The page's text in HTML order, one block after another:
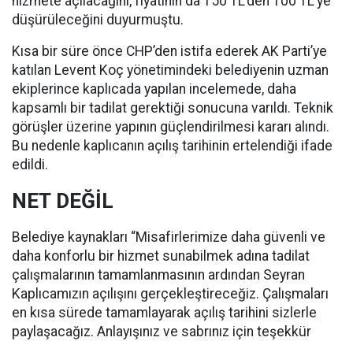
düşürüleceğini duyurmuştu.
Kısa bir süre önce CHP’den istifa ederek AK Parti’ye
katılan Levent Koç yönetimindeki belediyenin uzman
ekiplerince kaplıcada yapılan incelemede, daha
kapsamlı bir tadilat gerektiği sonucuna varıldı. Teknik
görüşler üzerine yapının güçlendirilmesi kararı alındı.
Bu nedenle kaplıcanın açılış tarihinin ertelendiği ifade
edildi.
NET DEĞİL
Belediye kaynakları “Misafirlerimize daha güvenli ve
daha konforlu bir hizmet sunabilmek adına tadilat
çalışmalarının tamamlanmasının ardından Seyran
Kaplıcamızın açılışını gerçekleştireceğiz. Çalışmaları
en kısa sürede tamamlayarak açılış tarihini sizlerle
paylaşacağız. Anlayışınız ve sabrınız için teşekkür